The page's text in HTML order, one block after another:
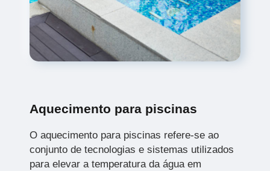
Aquecimento para piscinas
O aquecimento para piscinas refere-se ao
conjunto de tecnologias e sistemas utilizados
para elevar a temperatura da água em